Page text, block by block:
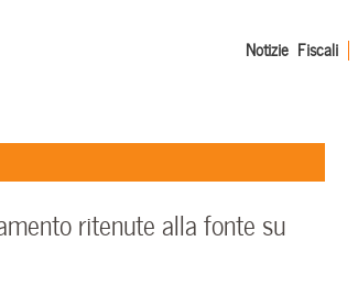
Notizie Fiscali
ritenute alla fonte su